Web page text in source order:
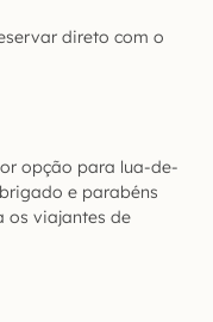
direto com o
opção para lua-de-
e parabéns
os viajantes de